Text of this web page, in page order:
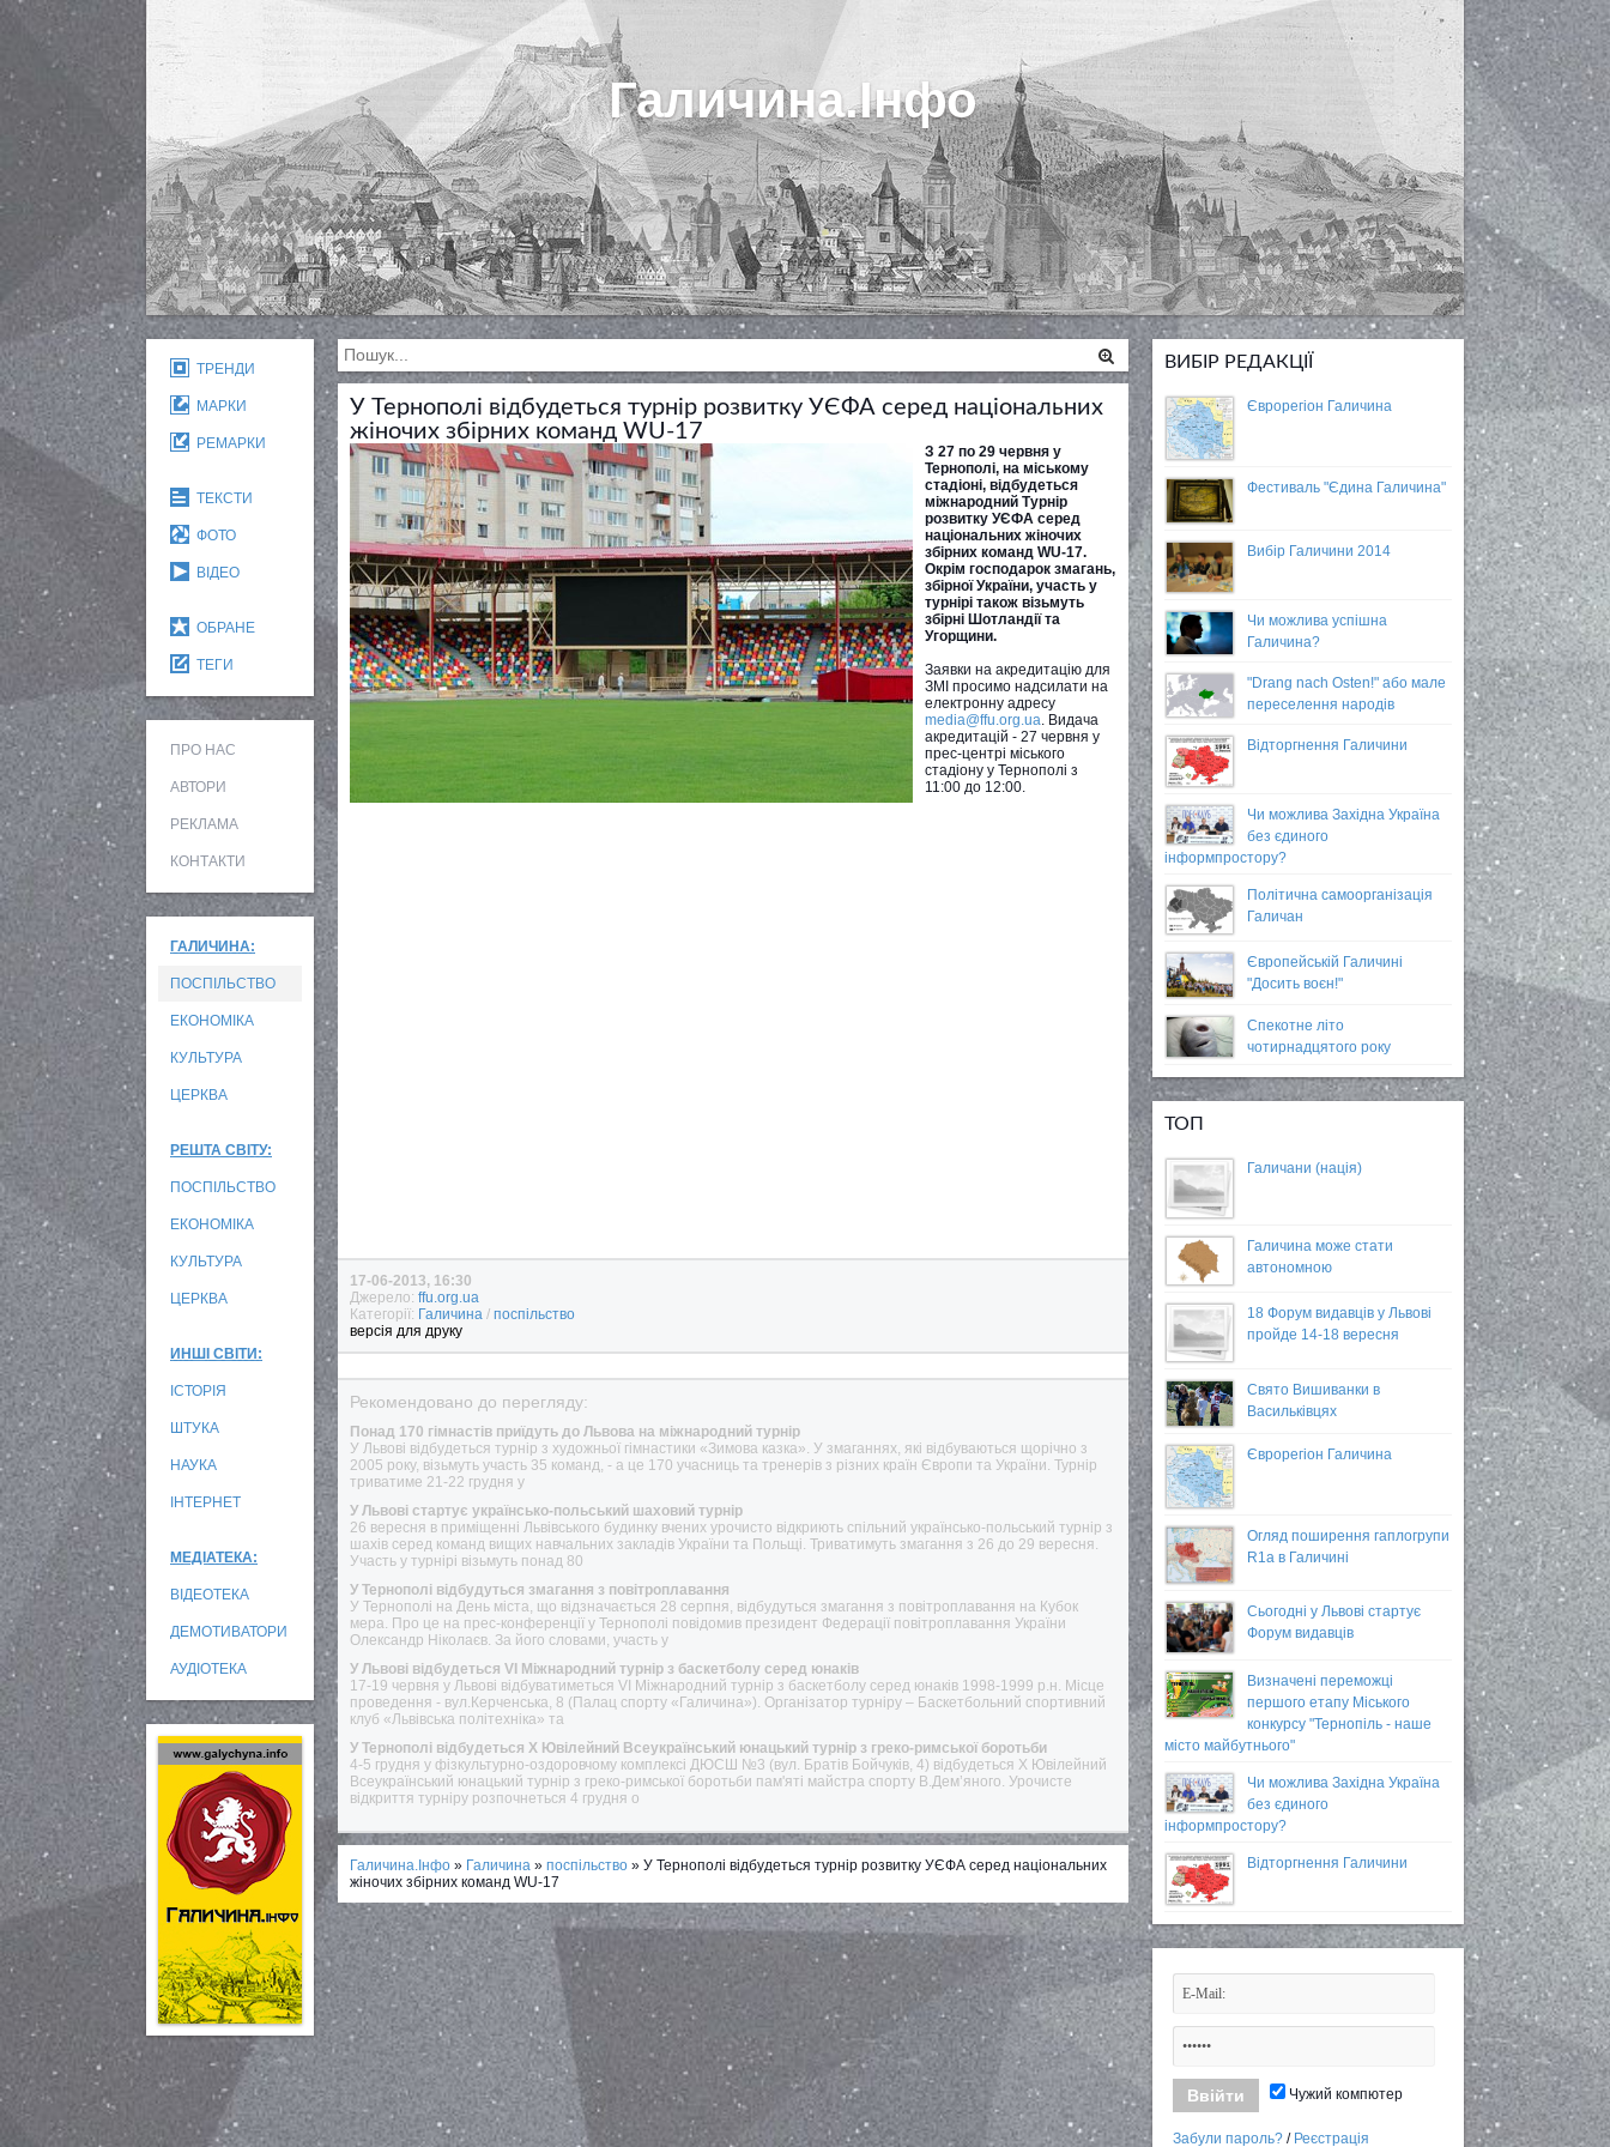
Галичина.Інфо
ТРЕНДИ
МАРКИ
РЕМАРКИ
ТЕКСТИ
ФОТО
ВІДЕО
ОБРАНЕ
ТЕГИ
ПРО НАС
АВТОРИ
РЕКЛАМА
КОНТАКТИ
ГАЛИЧИНА:
ПОСПІЛЬСТВО
ЕКОНОМІКА
КУЛЬТУРА
ЦЕРКВА
РЕШТА СВІТУ:
ПОСПІЛЬСТВО
ЕКОНОМІКА
КУЛЬТУРА
ЦЕРКВА
ИНШІ СВІТИ:
ІСТОРІЯ
ШТУКА
НАУКА
ІНТЕРНЕТ
МЕДІАТЕКА:
ВІДЕОТЕКА
ДЕМОТИВАТОРИ
АУДІОТЕКА
У Тернополі відбудеться турнір розвитку УЄФА серед національних
жіночих збірних команд WU-17
З 27 по 29 червня у
Тернополі, на міському
стадіоні, відбудеться
міжнародний Турнір
розвитку УЄФА серед
національних жіночих
збірних команд WU-17.
Окрім господарок змагань,
збірної України, участь у
турнірі також візьмуть
збірні Шотландії та
Угорщини.
Заявки на акредитацію для
ЗМІ просимо надсилати на
електронну адресу
media@ffu.org.ua. Видача
акредитацій - 27 червня у
прес-центрі міського
стадіону у Тернополі з
11:00 до 12:00.
17-06-2013, 16:30
Джерело: ffu.org.ua
Категорії: Галичина / поспільство
версія для друку
Рекомендовано до перегляду:
Понад 170 гімнастів приїдуть до Львова на міжнародний турнір
У Львові відбудеться турнір з художньої гімнастики «Зимова казка». У змаганнях, які відбуваються щорічно з
2005 року, візьмуть участь 35 команд, - а це 170 учасниць та тренерів з різних країн Європи та України. Турнір
триватиме 21-22 грудня у
У Львові стартує українсько-польський шаховий турнір
26 вересня в приміщенні Львівського будинку вчених урочисто відкриють спільний українсько-польський турнір з
шахів серед команд вищих навчальних закладів України та Польщі. Триватимуть змагання з 26 до 29 вересня.
Участь у турнірі візьмуть понад 80
У Тернополі відбудуться змагання з повітроплавання
У Тернополі на День міста, що відзначається 28 серпня, відбудуться змагання з повітроплавання на Кубок
мера. Про це на прес-конференції у Тернополі повідомив президент Федерації повітроплавання України
Олександр Ніколаєв. За його словами, участь у
У Львові відбудеться VI Міжнародний турнір з баскетболу серед юнаків
17-19 червня у Львові відбуватиметься VI Міжнародний турнір з баскетболу серед юнаків 1998-1999 р.н. Місце
проведення - вул.Керченська, 8 (Палац спорту «Галичина»). Організатор турніру – Баскетбольний спортивний
клуб «Львівська політехніка» та
У Тернополі відбудеться Х Ювілейний Всеукраїнський юнацький турнір з греко-римської боротьби
4-5 грудня у фізкультурно-оздоровчому комплексі ДЮСШ №3 (вул. Братів Бойчуків, 4) відбудеться Х Ювілейний
Всеукраїнський юнацький турнір з греко-римської боротьби пам'яті майстра спорту В.Дем’яного. Урочисте
відкриття турніру розпочнеться 4 грудня о
Галичина.Інфо » Галичина » поспільство » У Тернополі відбудеться турнір розвитку УЄФА серед національних
жіночих збірних команд WU-17
ВИБІР РЕДАКЦІЇ
Єврорегіон Галичина
Фестиваль "Єдина Галичина"
Вибір Галичини 2014
Чи можлива успішна
Галичина?
"Drang nach Osten!" або мале
переселення народів
Відторгнення Галичини
Чи можлива Західна Україна
без єдиного
інформпростору?
Політична самоорганізація
Галичан
Європейській Галичині
"Досить воєн!"
Спекотне літо
чотирнадцятого року
ТОП
Галичани (нація)
Галичина може стати
автономною
18 Форум видавців у Львові
пройде 14-18 вересня
Свято Вишиванки в
Васильківцях
Єврорегіон Галичина
Огляд поширення гаплогрупи
R1a в Галичині
Сьогодні у Львові стартує
Форум видавців
Визначені переможці
першого етапу Міського
конкурсу "Тернопіль - наше
місто майбутнього"
Чи можлива Західна Україна
без єдиного
інформпростору?
Відторгнення Галичини
Чужий компютер
Забули пароль? / Реєстрація